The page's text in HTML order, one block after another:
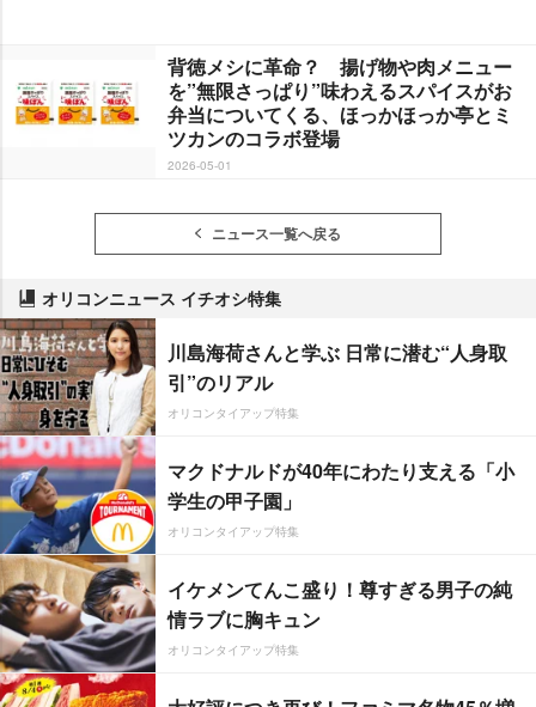
背徳メシに革命？ 揚げ物や肉メニュー
を”無限さっぱり”味わえるスパイスがお
弁当についてくる、ほっかほっか亭とミ
ツカンのコラボ登場
2026-05-01
ニュース一覧へ戻る
オリコンニュース イチオシ特集
川島海荷さんと学ぶ 日常に潜む“人身取
引”のリアル
オリコンタイアップ特集
マクドナルドが40年にわたり支える「小
学生の甲子園」
オリコンタイアップ特集
イケメンてんこ盛り！尊すぎる男子の純
情ラブに胸キュン
オリコンタイアップ特集